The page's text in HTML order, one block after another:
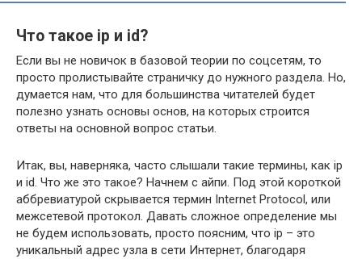
Что такое ip и id?
Если вы не новичок в базовой теории по соцсетям, то
просто пролистывайте страничку до нужного раздела. Но,
думается нам, что для большинства читателей будет
полезно узнать основы основ, на которых строится
ответы на основной вопрос статьи.
Итак, вы, наверняка, часто слышали такие термины, как ip
и id. Что же это такое? Начнем с айпи. Под этой короткой
аббревиатурой скрывается термин Internet Protocol, или
межсетевой протокол. Давать сложное определение мы
не будем использовать, просто поясним, что ip – это
уникальный адрес узла в сети Интернет, благодаря